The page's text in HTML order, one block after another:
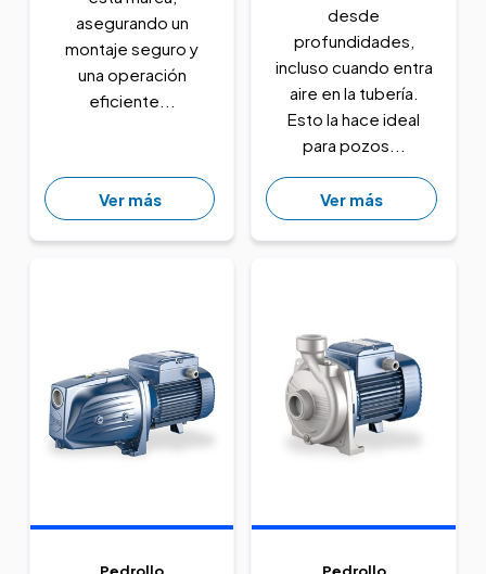
asegurando un
montaje seguro y
una operación
eficiente...
Ver más
desde
profundidades,
incluso cuando entra
aire en la tubería.
Esto la hace ideal
para pozos...
Ver más
Pedrollo
Pedrollo